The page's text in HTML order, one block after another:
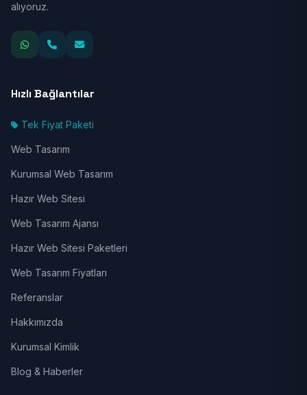
alıyoruz.
Hızlı Bağlantılar
Tek Fiyat Paketi
Web Tasarım
Kurumsal Web Tasarım
Hazır Web Sitesi
Web Tasarım Ajansı
Hazır Web Sitesi Paketleri
Web Tasarım Fiyatları
Referanslar
Hakkımızda
Kurumsal Kimlik
Blog & Haberler